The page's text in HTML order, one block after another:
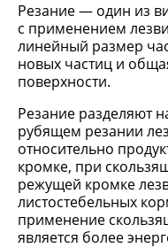
Резание — один из
с применением
линейный размер
новых частиц и
поверхности.
Резание разделяют
рубящем резании
относительно
кромке, при
режущей кромке
листостебельных
применение
является более